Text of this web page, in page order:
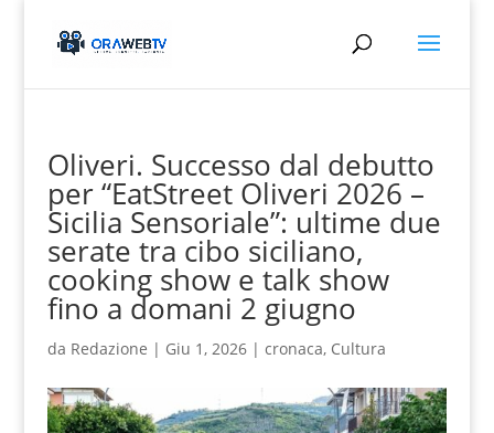
Oliveri. Successo dal debutto
per “EatStreet Oliveri 2026 –
Sicilia Sensoriale”: ultime due
serate tra cibo siciliano,
cooking show e talk show
fino a domani 2 giugno
da Redazione | Giu 1, 2026| cronaca, Cultura